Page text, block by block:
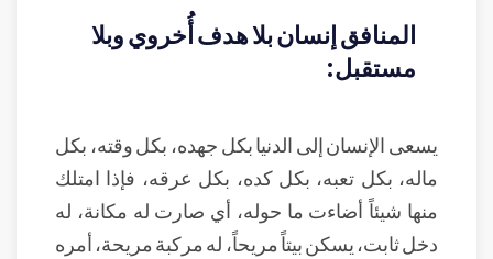
المنافق إنسان بلا هدف أُخروي وبلا
مستقبل:
يسعى الإنسان إلى الدنيا بكل جهده، بكل وقته، بكل
ماله، بكل تعبه، بكل كده، بكل عرقه، فإذا امتلك
منها شيئاً أضاءت ما حوله، أي صارت له مكانة، له
دخل ثابت، يسكن بيتاً مريحاً، له مركبة مريحة، أمره